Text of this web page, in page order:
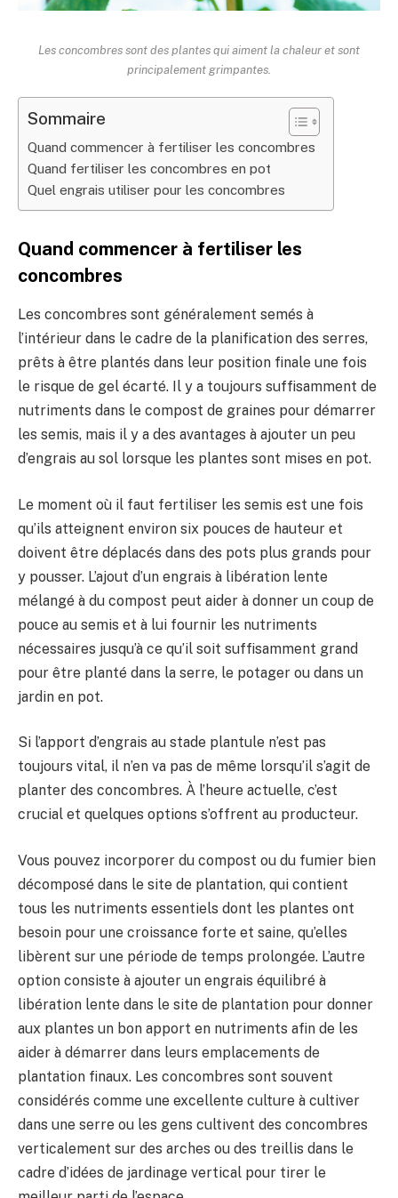
Les concombres sont des plantes qui aiment la chaleur et sont
principalement grimpantes.
Sommaire
Quand commencer à fertiliser les concombres
Quand fertiliser les concombres en pot
Quel engrais utiliser pour les concombres
Quand commencer à fertiliser les
concombres
Les concombres sont généralement semés à
l’intérieur dans le cadre de la planification des serres,
prêts à être plantés dans leur position finale une fois
le risque de gel écarté. Il y a toujours suffisamment de
nutriments dans le compost de graines pour démarrer
les semis, mais il y a des avantages à ajouter un peu
d’engrais au sol lorsque les plantes sont mises en pot.
Le moment où il faut fertiliser les semis est une fois
qu’ils atteignent environ six pouces de hauteur et
doivent être déplacés dans des pots plus grands pour
y pousser. L’ajout d’un engrais à libération lente
mélangé à du compost peut aider à donner un coup de
pouce au semis et à lui fournir les nutriments
nécessaires jusqu’à ce qu’il soit suffisamment grand
pour être planté dans la serre, le potager ou dans un
jardin en pot.
Si l’apport d’engrais au stade plantule n’est pas
toujours vital, il n’en va pas de même lorsqu’il s’agit de
planter des concombres. À l’heure actuelle, c’est
crucial et quelques options s’offrent au producteur.
Vous pouvez incorporer du compost ou du fumier bien
décomposé dans le site de plantation, qui contient
tous les nutriments essentiels dont les plantes ont
besoin pour une croissance forte et saine, qu’elles
libèrent sur une période de temps prolongée. L’autre
option consiste à ajouter un engrais équilibré à
libération lente dans le site de plantation pour donner
aux plantes un bon apport en nutriments afin de les
aider à démarrer dans leurs emplacements de
plantation finaux. Les concombres sont souvent
considérés comme une excellente culture à cultiver
dans une serre ou les gens cultivent des concombres
verticalement sur des arches ou des treillis dans le
cadre d’idées de jardinage vertical pour tirer le